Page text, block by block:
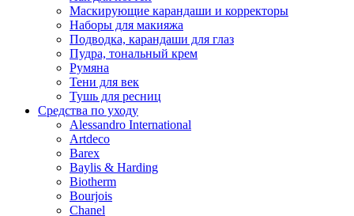
Маскирующие карандаши и корректоры
Наборы для макияжа
Подводка, карандаши для глаз
Пудра, тональный крем
Румяна
Тени для век
Тушь для ресниц
Средства по уходу
Alessandro International
Artdeco
Barex
Baylis & Harding
Biotherm
Bourjois
Chanel